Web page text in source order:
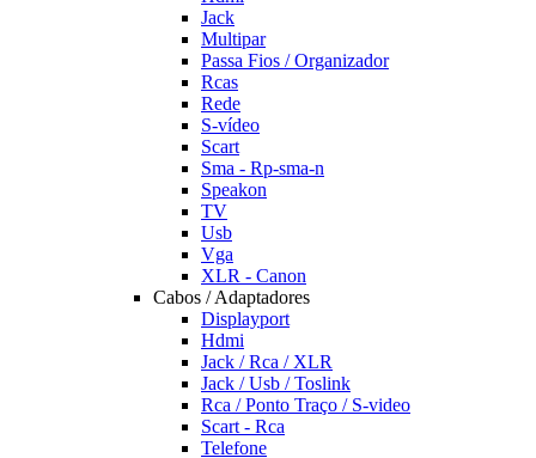
Jack
Multipar
Passa Fios / Organizador
Rcas
Rede
S-vídeo
Scart
Sma - Rp-sma-n
Speakon
TV
Usb
Vga
XLR - Canon
Cabos / Adaptadores
Displayport
Hdmi
Jack / Rca / XLR
Jack / Usb / Toslink
Rca / Ponto Traço / S-video
Scart - Rca
Telefone